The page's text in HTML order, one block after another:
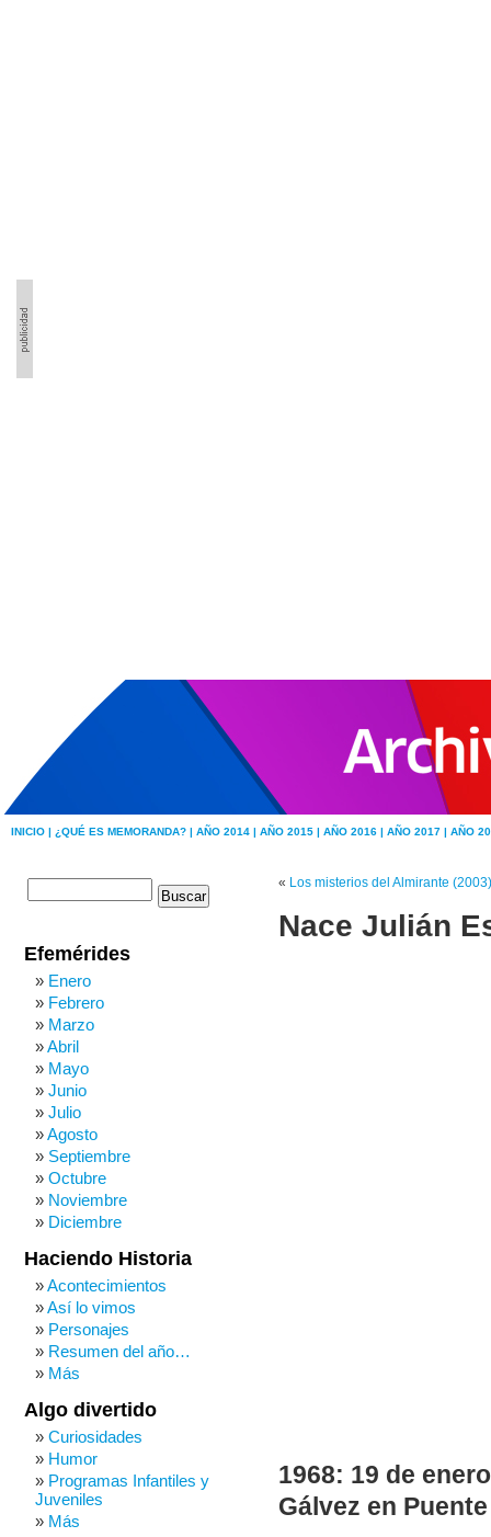
INICIO | ¿QUÉ ES MEMORANDA? | AÑO 2014 | AÑO 2015 | AÑO 2016 | AÑO 2017 | AÑO
« Los misterios del Almirante (2003)
Nace Julián
1968: 19 de
Gálvez en
Efemérides
Enero
Febrero
Marzo
Abril
Mayo
Junio
Julio
Agosto
Septiembre
Octubre
Noviembre
Diciembre
Haciendo Historia
Acontecimientos
Así lo vimos
Personajes
Resumen del año…
Más
Algo divertido
Curiosidades
Humor
Programas Infantiles y
Juveniles
Más